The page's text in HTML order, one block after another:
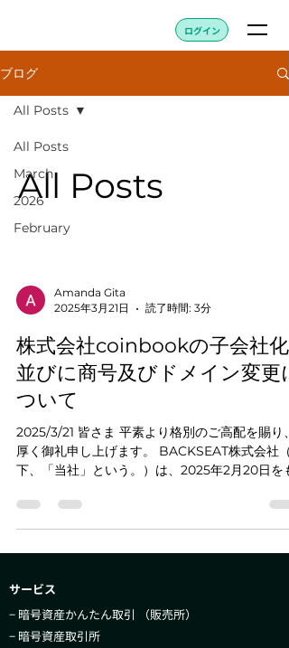
ログイン
ブログ
All Posts
March
2026
February
All Posts
All Posts
Amanda Gita
2025年3月21日
読了時間: 3分
株式会社coinbookの子会社化
並びに商号及びドメイン変更に
ついて
2025/3/21 皆さま 平素より格別のご高配を賜り、
厚く御礼申し上げます。 BACKSEAT株式会社（
下、「当社」という。）は、2025年2月20日をも
「coinbook社」という。）の全株式を取得し、
coinbook社は当社...
サービス
− 暗号資産かんたん取引​ （販売所）
− 暗号資産取引所